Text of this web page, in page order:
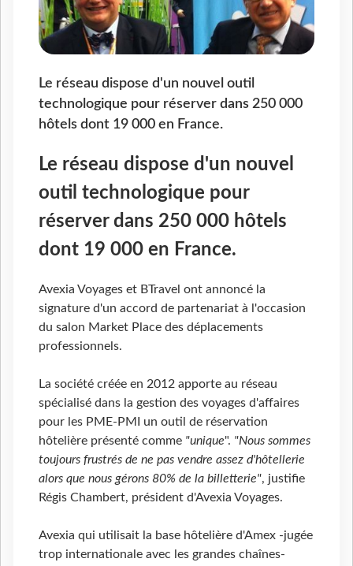
Le réseau dispose d'un nouvel outil
technologique pour réserver dans 250 000
hôtels dont 19 000 en France.
Le réseau dispose d'un nouvel
outil technologique pour
réserver dans 250 000 hôtels
dont 19 000 en France.
Avexia Voyages et BTravel ont annoncé la
signature d'un accord de partenariat à l'occasion
du salon Market Place des déplacements
professionnels.
La société créée en 2012 apporte au réseau
spécialisé dans la gestion des voyages d'affaires
pour les PME-PMI un outil de réservation
hôtelière présenté comme "unique". "Nous sommes
toujours frustrés de ne pas vendre assez d'hôtellerie
alors que nous gérons 80% de la billetterie", justifie
Régis Chambert, président d'Avexia Voyages.
Avexia qui utilisait la base hôtelière d'Amex -jugée
trop internationale avec les grandes chaînes-